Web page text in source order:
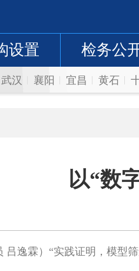
设置 检务公
武汉 襄阳 宜昌 黄石
以“数
逸霖）“实践证明，模型筛